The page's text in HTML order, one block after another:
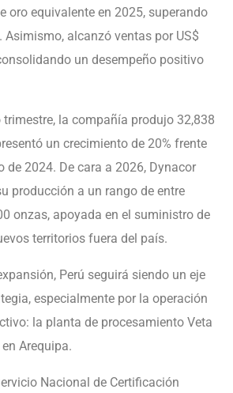
oro equivalente en 2025, superando
Asimismo, alcanzó ventas por US$
un desempeño positivo
trimestre, la compañía produjo 32,838
un crecimiento de 20% frente
de 2024. De cara a 2026, Dynacor
producción a un rango de entre
onzas, apoyada en el suministro de
territorios fuera del país.
Perú seguirá siendo un eje
especialmente por la operación
la planta de procesamiento Veta
Arequipa.
Nacional de Certificación